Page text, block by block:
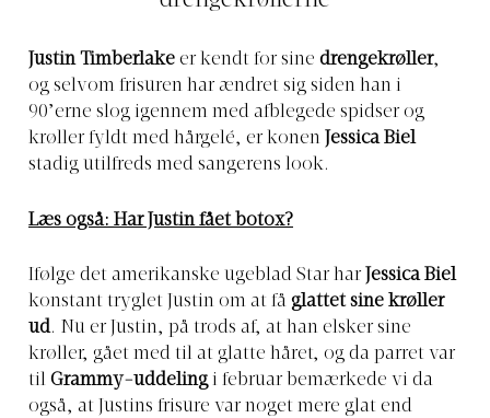
Justin Timberlake er kendt for sine drengekrøller,
og selvom frisuren har ændret sig siden han i
90’erne slog igennem med afblegede spidser og
krøller fyldt med hårgelé, er konen Jessica Biel
stadig utilfreds med sangerens look.
Læs også: Har Justin fået botox?
Ifølge det amerikanske ugeblad Star har Jessica Biel
konstant tryglet Justin om at få glattet sine krøller
ud. Nu er Justin, på trods af, at han elsker sine
krøller, gået med til at glatte håret, og da parret var
til Grammy-uddelingi februar bemærkede vi da
også, at Justins frisure var noget mere glat end